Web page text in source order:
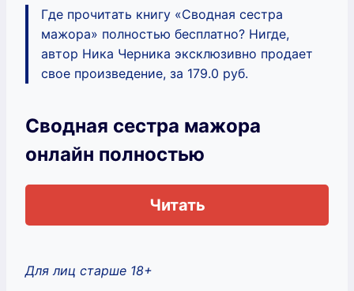
Где прочитать книгу «Сводная сестра
мажора» полностью бесплатно? Нигде,
автор Ника Черника эксклюзивно продает
свое произведение, за 179.0 руб.
Сводная сестра мажора
онлайн полностью
Читать
Для лиц старше 18+